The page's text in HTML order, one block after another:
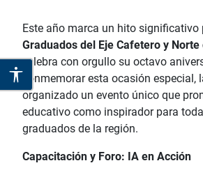
Este año marca un hito significativo
Graduados del Eje Cafetero y Norte
celebra con orgullo su octavo
conmemorar esta ocasión especial,
organizado un evento único que
educativo como inspirador para
graduados de la región.
Capacitación y Foro: IA en Acción